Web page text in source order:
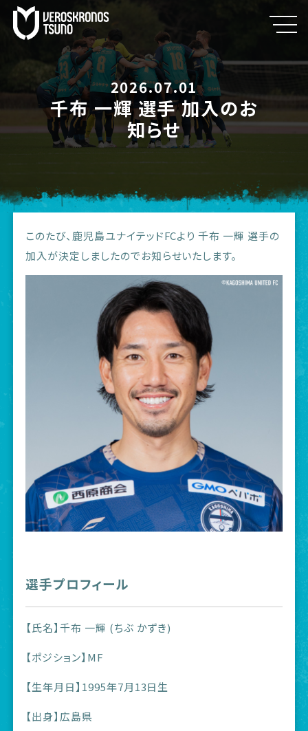
2026.07.01
千布 一輝 選手 加入のお
知らせ
このたび、鹿児島ユナイテッドFCより 千布 一輝 選手の
加入が決定しましたのでお知らせいたします。
選手プロフィール
【氏名】千布 一輝 (ちぶ かずき)
【ポジション】MF
【生年月日】1995年7月13日生
【出身】広島県